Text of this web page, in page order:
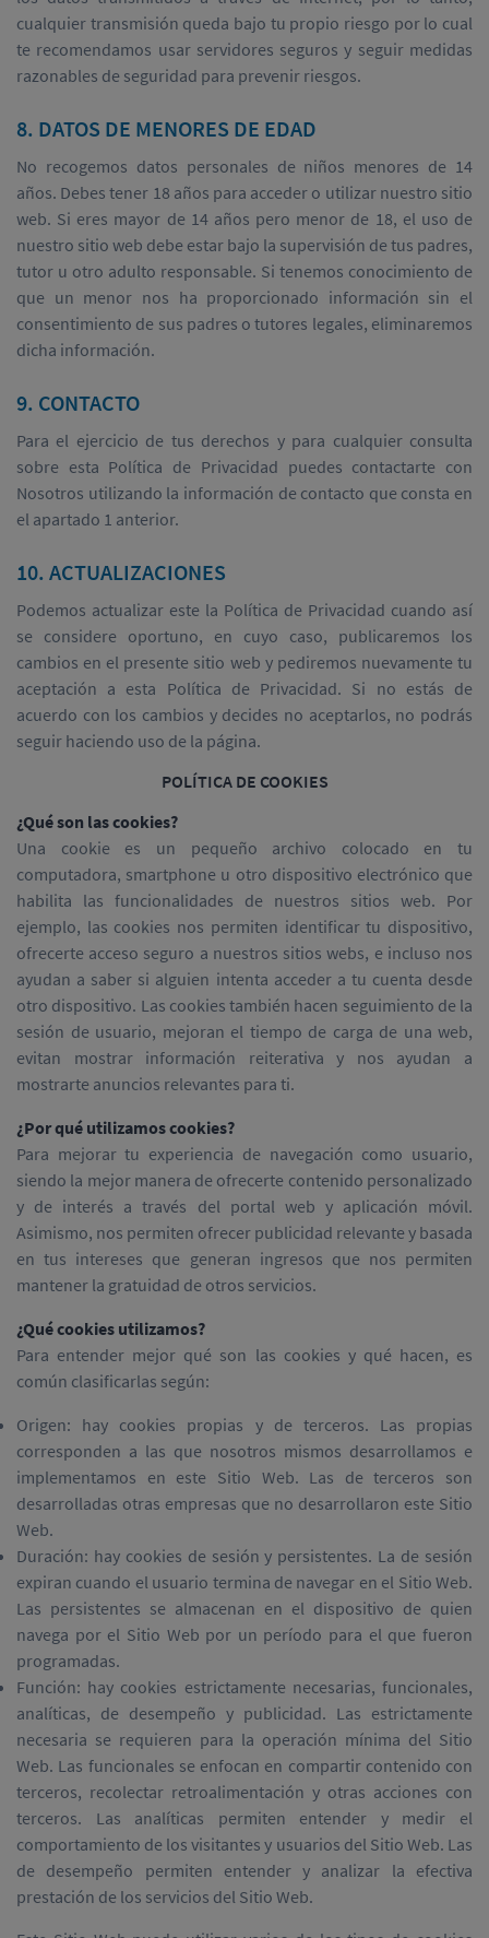
cualquier transmisión queda bajo tu propio riesgo por lo cual
te recomendamos usar servidores seguros y seguir medidas
razonables de seguridad para prevenir riesgos.
8. DATOS DE MENORES DE EDAD
No recogemos datos personales de niños menores de 14
años. Debes tener 18 años para acceder o utilizar nuestro sitio
web. Si eres mayor de 14 años pero menor de 18, el uso de
nuestro sitio web debe estar bajo la supervisión de tus padres,
tutor u otro adulto responsable. Si tenemos conocimiento de
que un menor nos ha proporcionado información sin el
consentimiento de sus padres o tutores legales, eliminaremos
dicha información.
9. CONTACTO
Para el ejercicio de tus derechos y para cualquier consulta
sobre esta Política de Privacidad puedes contactarte con
Nosotros utilizando la información de contacto que consta en
el apartado 1 anterior.
10. ACTUALIZACIONES
Podemos actualizar este la Política de Privacidad cuando así
se considere oportuno, en cuyo caso, publicaremos los
cambios en el presente sitio web y pediremos nuevamente tu
aceptación a esta Política de Privacidad. Si no estás de
acuerdo con los cambios y decides no aceptarlos, no podrás
seguir haciendo uso de la página.
POLÍTICA DE COOKIES
¿Qué son las cookies?
Una cookie es un pequeño archivo colocado en tu
computadora, smartphone u otro dispositivo electrónico que
habilita las funcionalidades de nuestros sitios web. Por
ejemplo, las cookies nos permiten identificar tu dispositivo,
ofrecerte acceso seguro a nuestros sitios webs, e incluso nos
ayudan a saber si alguien intenta acceder a tu cuenta desde
otro dispositivo. Las cookies también hacen seguimiento de la
sesión de usuario, mejoran el tiempo de carga de una web,
evitan mostrar información reiterativa y nos ayudan a
mostrarte anuncios relevantes para ti.
¿Por qué utilizamos cookies?
Para mejorar tu experiencia de navegación como usuario,
siendo la mejor manera de ofrecerte contenido personalizado
y de interés a través del portal web y aplicación móvil.
Asimismo, nos permiten ofrecer publicidad relevante y basada
en tus intereses que generan ingresos que nos permiten
mantener la gratuidad de otros servicios.
¿Qué cookies utilizamos?
Para entender mejor qué son las cookies y qué hacen, es
común clasificarlas según:
Origen: hay cookies propias y de terceros. Las propias
corresponden a las que nosotros mismos desarrollamos e
implementamos en este Sitio Web. Las de terceros son
desarrolladas otras empresas que no desarrollaron este Sitio
Web.
Duración: hay cookies de sesión y persistentes. La de sesión
expiran cuando el usuario termina de navegar en el Sitio Web.
Las persistentes se almacenan en el dispositivo de quien
navega por el Sitio Web por un período para el que fueron
programadas.
Función: hay cookies estrictamente necesarias, funcionales,
analíticas, de desempeño y publicidad. Las estrictamente
necesaria se requieren para la operación mínima del Sitio
Web. Las funcionales se enfocan en compartir contenido con
terceros, recolectar retroalimentación y otras acciones con
terceros. Las analíticas permiten entender y medir el
comportamiento de los visitantes y usuarios del Sitio Web. Las
de desempeño permiten entender y analizar la efectiva
prestación de los servicios del Sitio Web.